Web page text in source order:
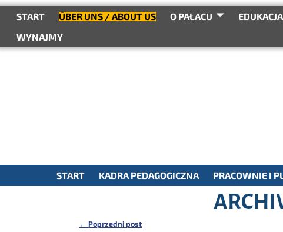
treściSTART ÜBER UNS / ABOUT US O PAŁACU
WYNAJMY
START
KADRA PEDAGOGICZNA PRACOWNIE I
←Poprzedni post